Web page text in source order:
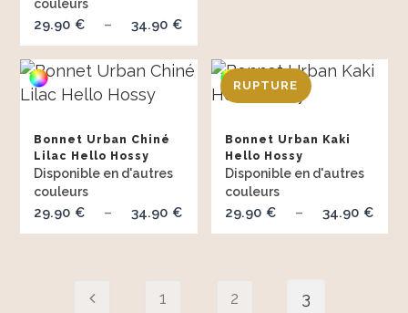
29.90 € – 34.90 €
de
prix :
29.90 €
34.90 €
Bonnet Urban Chiné
Lilac Hello Hossy
29.90 € – 34.90 €
Plage
de
Bonnet Urban Kaki
Hello Hossy
29.90 € – 34.90 €
de
1 2 3